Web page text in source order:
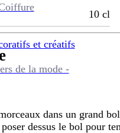
et créatifs
de la mode -
10 cl
dans un grand
dessus le bol pour